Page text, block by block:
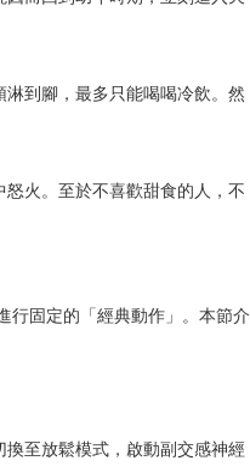
到腳，最多只能喝喝冷飲。然
火。至於不喜歡甜食的人，不
行固定的「經典動作」。本節介
至放鬆模式，啟動副交感神經